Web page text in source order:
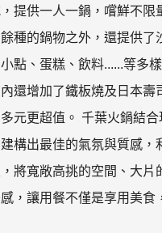
提供一人一鍋，嚐鮮不限
種的鍋物之外，還提供了
點、蛋糕、飲料......等多
還增加了鐵板燒及日本壽
元更超值。 千葉火鍋結
構出最佳的氣氛與質感，
將寬敞高挑的空間、大片
，讓用餐不僅是享用美食